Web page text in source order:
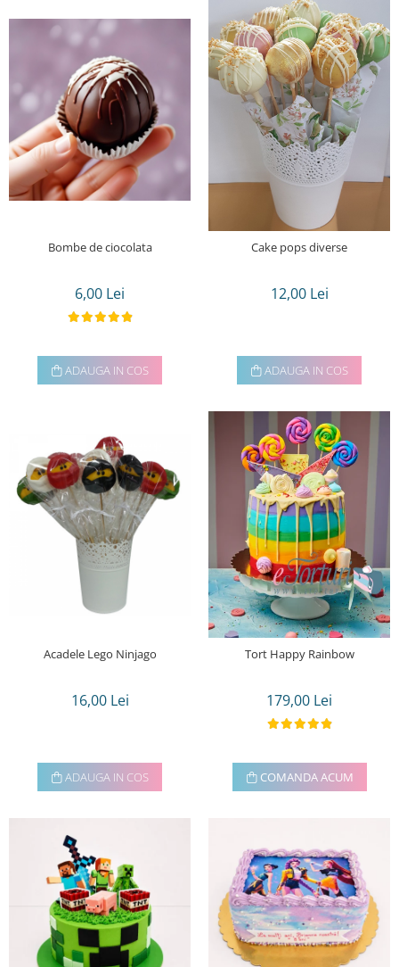
Torturi in frosting- crema pentru
Torturi cu flori
Tortulețe 1.7 kg - 2 kg
Bombe de ciocolata
6,00 Lei
ADAUGA IN COS
Cake pops diverse
12,00 Lei
ADAUGA IN COS
Acadele Lego Ninjago
16,00 Lei
ADAUGA IN COS
Tort Happy Rainbow
179,00 Lei
COMANDA ACUM